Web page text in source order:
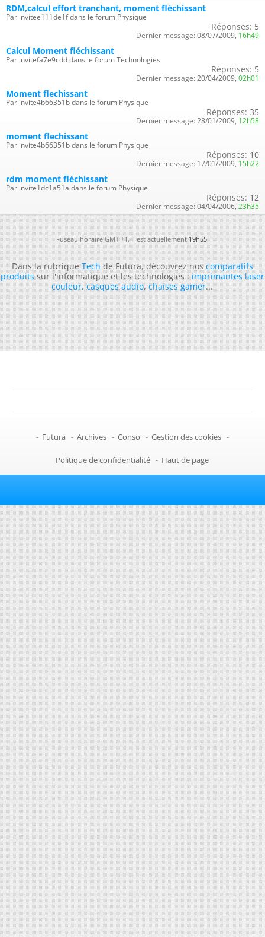
RDM,calcul effort tranchant, moment fléchissant
Par invitee111de1f dans le forum Physique
Réponses: 5
Dernier message: 08/07/2009, 16h49
Calcul Moment fléchissant
Par invitefa7e9cdd dans le forum Technologies
Réponses: 5
Dernier message: 20/04/2009, 02h01
Moment flechissant
Par invite4b66351b dans le forum Physique
Réponses: 35
Dernier message: 28/01/2009, 12h58
moment flechissant
Par invite4b66351b dans le forum Physique
Réponses: 10
Dernier message: 17/01/2009, 15h22
rdm moment fléchissant
Par invite1dc1a51a dans le forum Physique
Réponses: 12
Dernier message: 04/04/2006, 23h35
Fuseau horaire GMT +1. Il est actuellement19h55.
Dans la rubriqueTechde Futura, découvrez noscomparatifs
produitssur l'informatique et les technologies :imprimantes laser
couleur,casques audio,chaises gamer...
- Futura - Archives - Conso - Gestion des cookies -
Politique de confidentialité - Haut de page